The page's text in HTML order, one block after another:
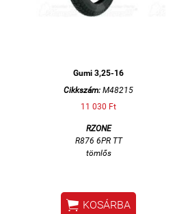
Gumi 3,25-16
Cikkszám: M48215
11 030 Ft
RZONE
R876 6PR TT
tömlős
 KOSÁRBA